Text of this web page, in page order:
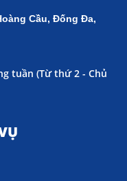
Cầu, Đống Đa,
tuần (Từ thứ 2 - Chủ